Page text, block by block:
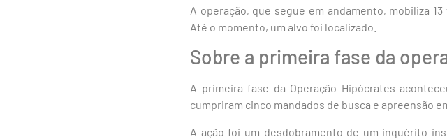
A operação, que segue em andamento, mobiliza
Até o momento, um alvo foi localizado.
Sobre a primeira fase da
A primeira fase da Operação Hipócrates
cumpriram cinco mandados de busca e apreensão
A ação foi um desdobramento de um inquérito